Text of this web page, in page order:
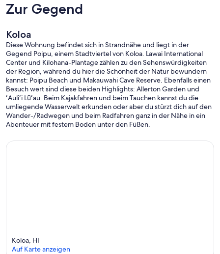
Zur Gegend
Koloa
Diese Wohnung befindet sich in Strandnähe und liegt in der
Gegend Poipu, einem Stadtviertel von Koloa. Lawai International
Center und Kilohana-Plantage zählen zu den Sehenswürdigkeiten
der Region, während du hier die Schönheit der Natur bewundern
kannst: Poipu Beach und Makauwahi Cave Reserve. Ebenfalls einen
Besuch wert sind diese beiden Highlights: Allerton Garden und
ʻAuliʻi Lūʻau. Beim Kajakfahren und beim Tauchen kannst du die
umliegende Wasserwelt erkunden oder aber du stürzt dich auf den
Wander-/Radwegen und beim Radfahren ganz in der Nähe in ein
Abenteuer mit festem Boden unter den Füßen.
Koloa, HI
Auf Karte anzeigen